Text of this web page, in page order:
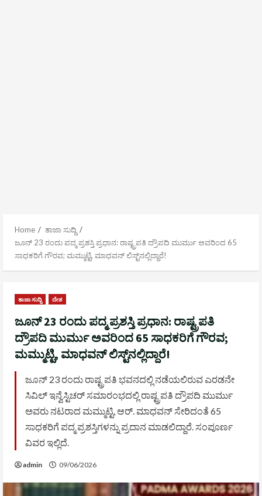
Home
ತಾಜಾ ಸುದ್ದಿ
ಜೂನ್ 23 ರಂದು ಪದ್ಮ ಪ್ರಶಸ್ತಿ ಪ್ರಧಾನ: ರಾಷ್ಟ್ರಪತಿ ದ್ರೌಪದಿ ಮುರ್ಮು ಅವರಿಂದ 65
ಸಾಧಕರಿಗೆ ಗೌರವ; ಮಮ್ಮುಟ್ಟಿ, ಮಾಧವನ್ ಲಿಸ್ಟ್‌ನಲ್ಲಿದ್ದಾರೆ!
ತಾಜಾ ಸುದ್ದಿ ದೇಶ
ಜೂನ್ 23 ರಂದು ಪದ್ಮ ಪ್ರಶಸ್ತಿ ಪ್ರಧಾನ: ರಾಷ್ಟ್ರಪತಿ
ದ್ರೌಪದಿ ಮುರ್ಮು ಅವರಿಂದ 65 ಸಾಧಕರಿಗೆ ಗೌರವ;
ಮಮ್ಮುಟ್ಟಿ, ಮಾಧವನ್ ಲಿಸ್ಟ್‌ನಲ್ಲಿದ್ದಾರೆ!
ಜೂನ್ 23 ರಂದು ರಾಷ್ಟ್ರಪತಿ ಭವನದಲ್ಲಿ ನಡೆಯಲಿರುವ ಎರಡನೇ
ಸಿವಿಲ್ ಇನ್ವೆಸ್ಟಿಚರ್ ಸಮಾರಂಭದಲ್ಲಿ ರಾಷ್ಟ್ರಪತಿ ದ್ರೌಪದಿ ಮುರ್ಮು
ಅವರು ನಟರಾದ ಮಮ್ಮುಟ್ಟಿ, ಆರ್. ಮಾಧವನ್ ಸೇರಿದಂತೆ 65
ಸಾಧಕರಿಗೆ ಪದ್ಮ ಪ್ರಶಸ್ತಿಗಳನ್ನು ಪ್ರದಾನ ಮಾಡಲಿದ್ದಾರೆ. ಸಂಪೂರ್ಣ
ವಿವರ ಇಲ್ಲಿದೆ.
admin 09/06/2026